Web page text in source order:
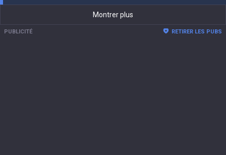
Montrer plus
PUBLICITÉ RETIRER LES PUBS